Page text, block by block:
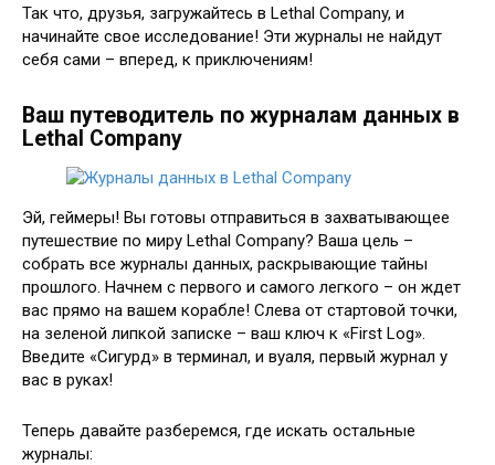
Так что, друзья, загружайтесь в Lethal Company, и
начинайте свое исследование! Эти журналы не найдут
себя сами – вперед, к приключениям!
Ваш путеводитель по журналам данных в
Lethal Company
Эй, геймеры! Вы готовы отправиться в захватывающее
путешествие по миру Lethal Company? Ваша цель –
собрать все журналы данных, раскрывающие тайны
прошлого. Начнем с первого и самого легкого – он ждет
вас прямо на вашем корабле! Слева от стартовой точки,
на зеленой липкой записке – ваш ключ к «First Log».
Введите «Сигурд» в терминал, и вуаля, первый журнал у
вас в руках!
Теперь давайте разберемся, где искать остальные
журналы: